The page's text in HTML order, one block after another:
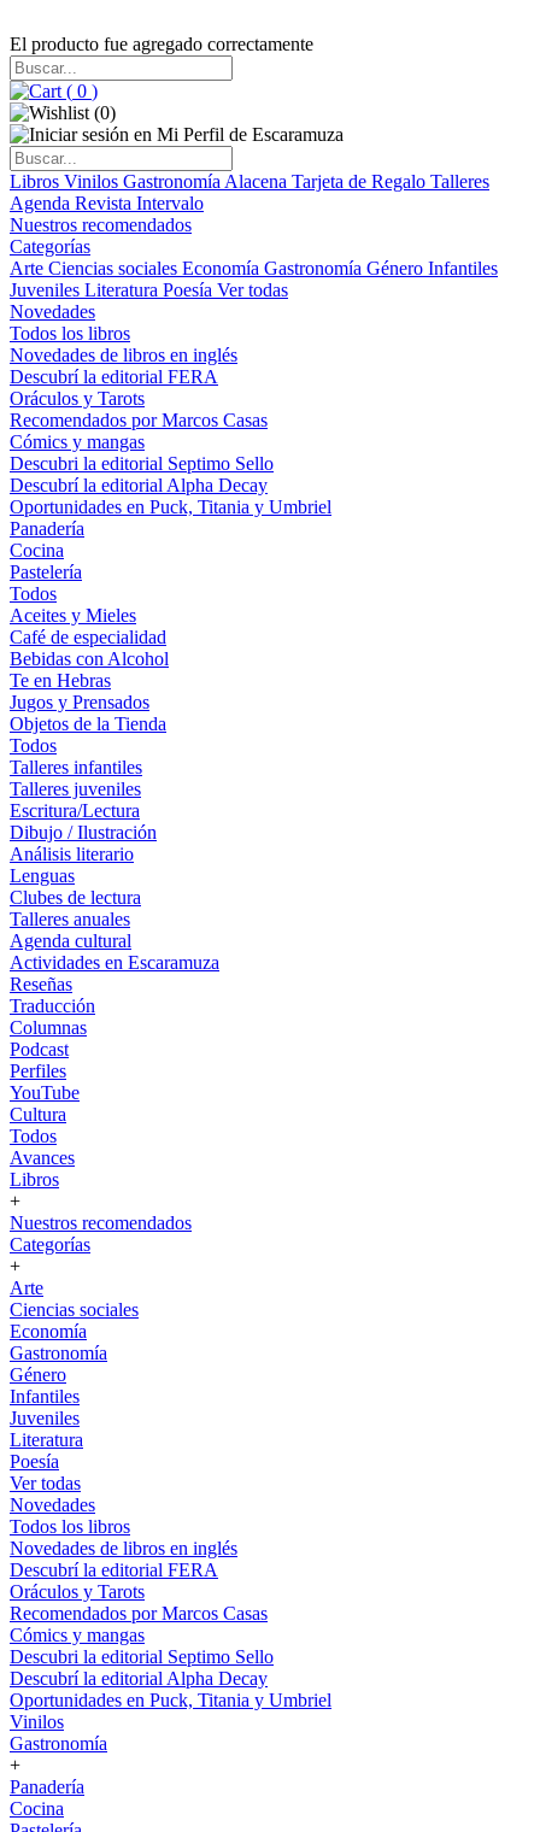
El producto fue agregado correctamente
( 0 )
(0)
Libros Vinilos Gastronomía Alacena Tarjeta de Regalo Talleres
Agenda Revista Intervalo
Nuestros recomendados
Categorías
Arte Ciencias sociales Economía Gastronomía Género Infantiles
Juveniles Literatura Poesía Ver todas
Novedades
Todos los libros
Novedades de libros en inglés
Descubrí la editorial FERA
Oráculos y Tarots
Recomendados por Marcos Casas
Cómics y mangas
Descubri la editorial Septimo Sello
Descubrí la editorial Alpha Decay
Oportunidades en Puck, Titania y Umbriel
Panadería
Cocina
Pastelería
Todos
Aceites y Mieles
Café de especialidad
Bebidas con Alcohol
Te en Hebras
Jugos y Prensados
Objetos de la Tienda
Todos
Talleres infantiles
Talleres juveniles
Escritura/Lectura
Dibujo / Ilustración
Análisis literario
Lenguas
Clubes de lectura
Talleres anuales
Agenda cultural
Actividades en Escaramuza
Reseñas
Traducción
Columnas
Podcast
Perfiles
YouTube
Cultura
Todos
Avances
Libros
+
Nuestros recomendados
Categorías
+
Arte
Ciencias sociales
Economía
Gastronomía
Género
Infantiles
Juveniles
Literatura
Poesía
Ver todas
Novedades
Todos los libros
Novedades de libros en inglés
Descubrí la editorial FERA
Oráculos y Tarots
Recomendados por Marcos Casas
Cómics y mangas
Descubri la editorial Septimo Sello
Descubrí la editorial Alpha Decay
Oportunidades en Puck, Titania y Umbriel
Vinilos
Gastronomía
+
Panadería
Cocina